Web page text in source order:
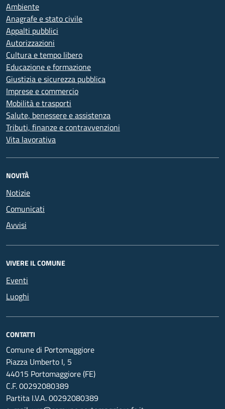
Ambiente
Anagrafe e stato civile
Appalti pubblici
Autorizzazioni
Cultura e tempo libero
Educazione e formazione
Giustizia e sicurezza pubblica
Imprese e commercio
Mobilità e trasporti
Salute, benessere e assistenza
Tributi, finanze e contravvenzioni
Vita lavorativa
NOVITÀ
Notizie
Comunicati
Avvisi
VIVERE IL COMUNE
Eventi
Luoghi
CONTATTI
Comune di Portomaggiore
Piazza Umberto I, 5
44015 Portomaggiore (FE)
C.F. 00292080389
Partita I.V.A. 00292080389